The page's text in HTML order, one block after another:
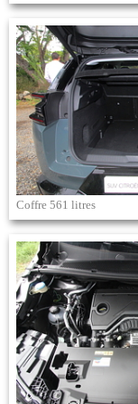
Coffre 561 litres